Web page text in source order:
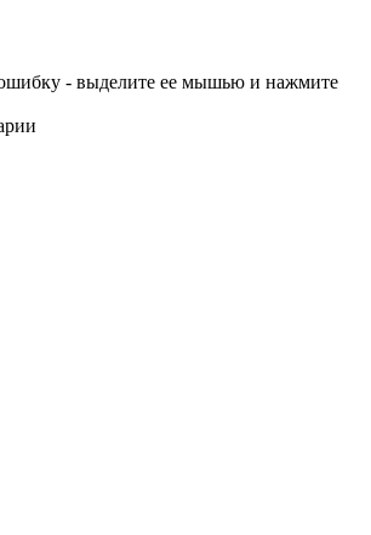
- выделите ее мышью и нажмите